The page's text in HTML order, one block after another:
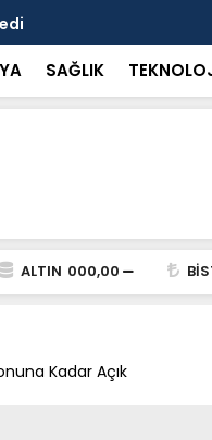
SAĞLIK
ALTIN 000,00
Kadar Açık